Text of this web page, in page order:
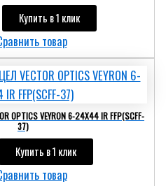
Купить в 1 клик
товар
OPTICS VEYRON 6-24X44 IR FFP(SCFF-
37)
Купить в 1 клик
товар